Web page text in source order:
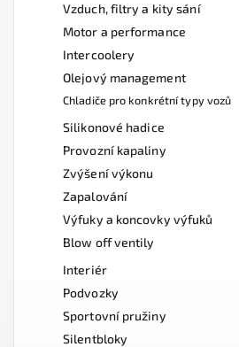
Vzduch, filtry a kity sání
Motor a performance
Intercoolery
Olejový management
Chladiče pro konkrétní typy vozů
Silikonové hadice
Provozní kapaliny
Zvýšení výkonu
Zapalování
Výfuky a koncovky výfuků
Blow off ventily
Interiér
Podvozky
Sportovní pružiny
Silentbloky